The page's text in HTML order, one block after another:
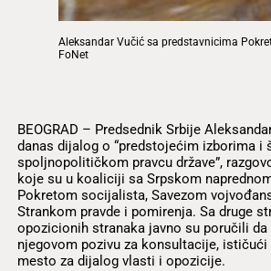
Aleksandar Vučić sa predstavnicima
FoNet
BEOGRAD – Predsednik Srbije
danas dijalog o “predstojećim izborima i
spoljnopolitičkom pravcu države”,
koje su u koaliciji sa Srpskom
Pokretom socijalista, Savezom
Strankom pravde i pomirenja. Sa druge
opozicionih stranaka javno su poručili da
njegovom pozivu za konsultacije, ističući
mesto za dijalog vlasti i opozicije.